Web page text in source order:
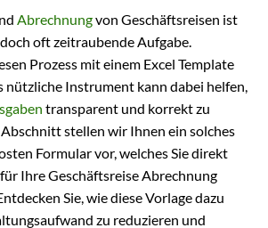
Abrechnungvon Geschäftsreisen ist
oft zeitraubende Aufgabe.
Prozess mit einem Excel Template
nützliche Instrument kann dabei helfen,
transparent und korrekt zu
stellen wir Ihnen ein solches
Formular vor, welches Sie direkt
Ihre Geschäftsreise Abrechnung
Sie, wie diese Vorlage dazu
zu reduzieren und